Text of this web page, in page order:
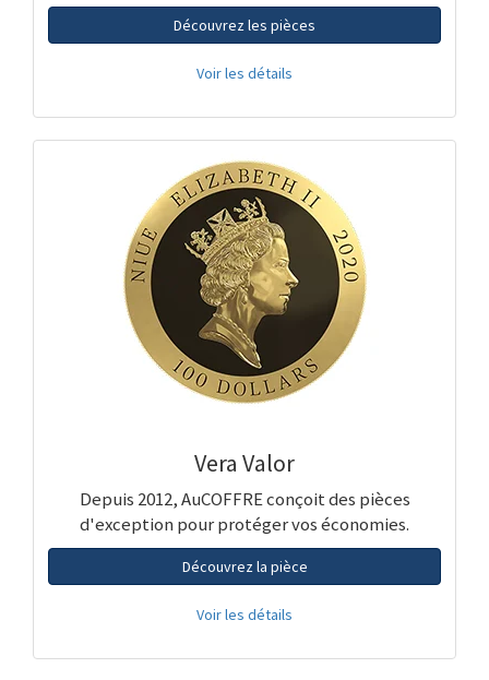
Découvrez les pièces
Voir les détails
Vera Valor
Depuis 2012, AuCOFFRE conçoit des pièces
d'exception pour protéger vos économies.
Découvrez la pièce
Voir les détails